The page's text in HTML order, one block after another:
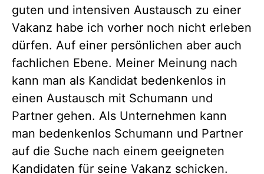
guten und intensiven Austausch zu einer
Vakanz habe ich vorher noch nicht erleben
dürfen. Auf einer persönlichen aber auch
fachlichen Ebene. Meiner Meinung nach
kann man als Kandidat bedenkenlos in
einen Austausch mit Schumann und
Partner gehen. Als Unternehmen kann
man bedenkenlos Schumann und Partner
auf die Suche nach einem geeigneten
Kandidaten für seine Vakanz schicken.